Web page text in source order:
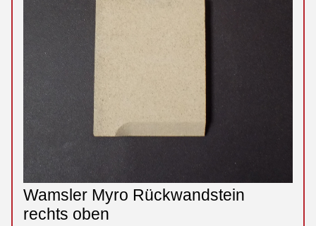
Wamsler Myro Rückwandstein
rechts oben